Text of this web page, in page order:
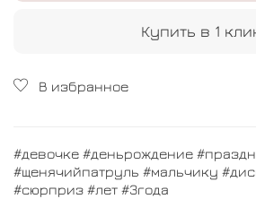
Купить в 1
В избранное
#девочке #деньрождение
#щенячийпатруль #мальчику
#сюрприз #лет #3года